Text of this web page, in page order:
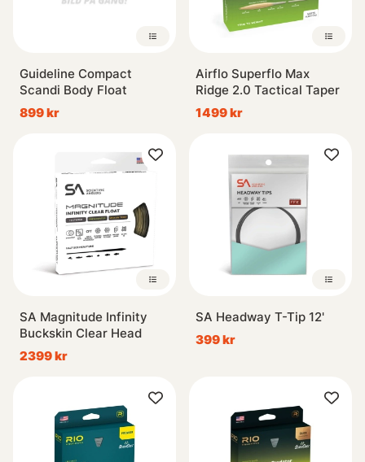
Guideline Compact
Scandi Body Float
899 kr
Airflo Superflo Max
Ridge 2.0 Tactical Taper
1499 kr
SA Magnitude Infinity
Buckskin Clear Head
2399 kr
SA Headway T-Tip 12'
399 kr